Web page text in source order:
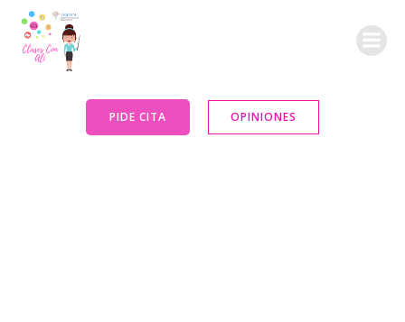
PIDE CITA OPINIONES